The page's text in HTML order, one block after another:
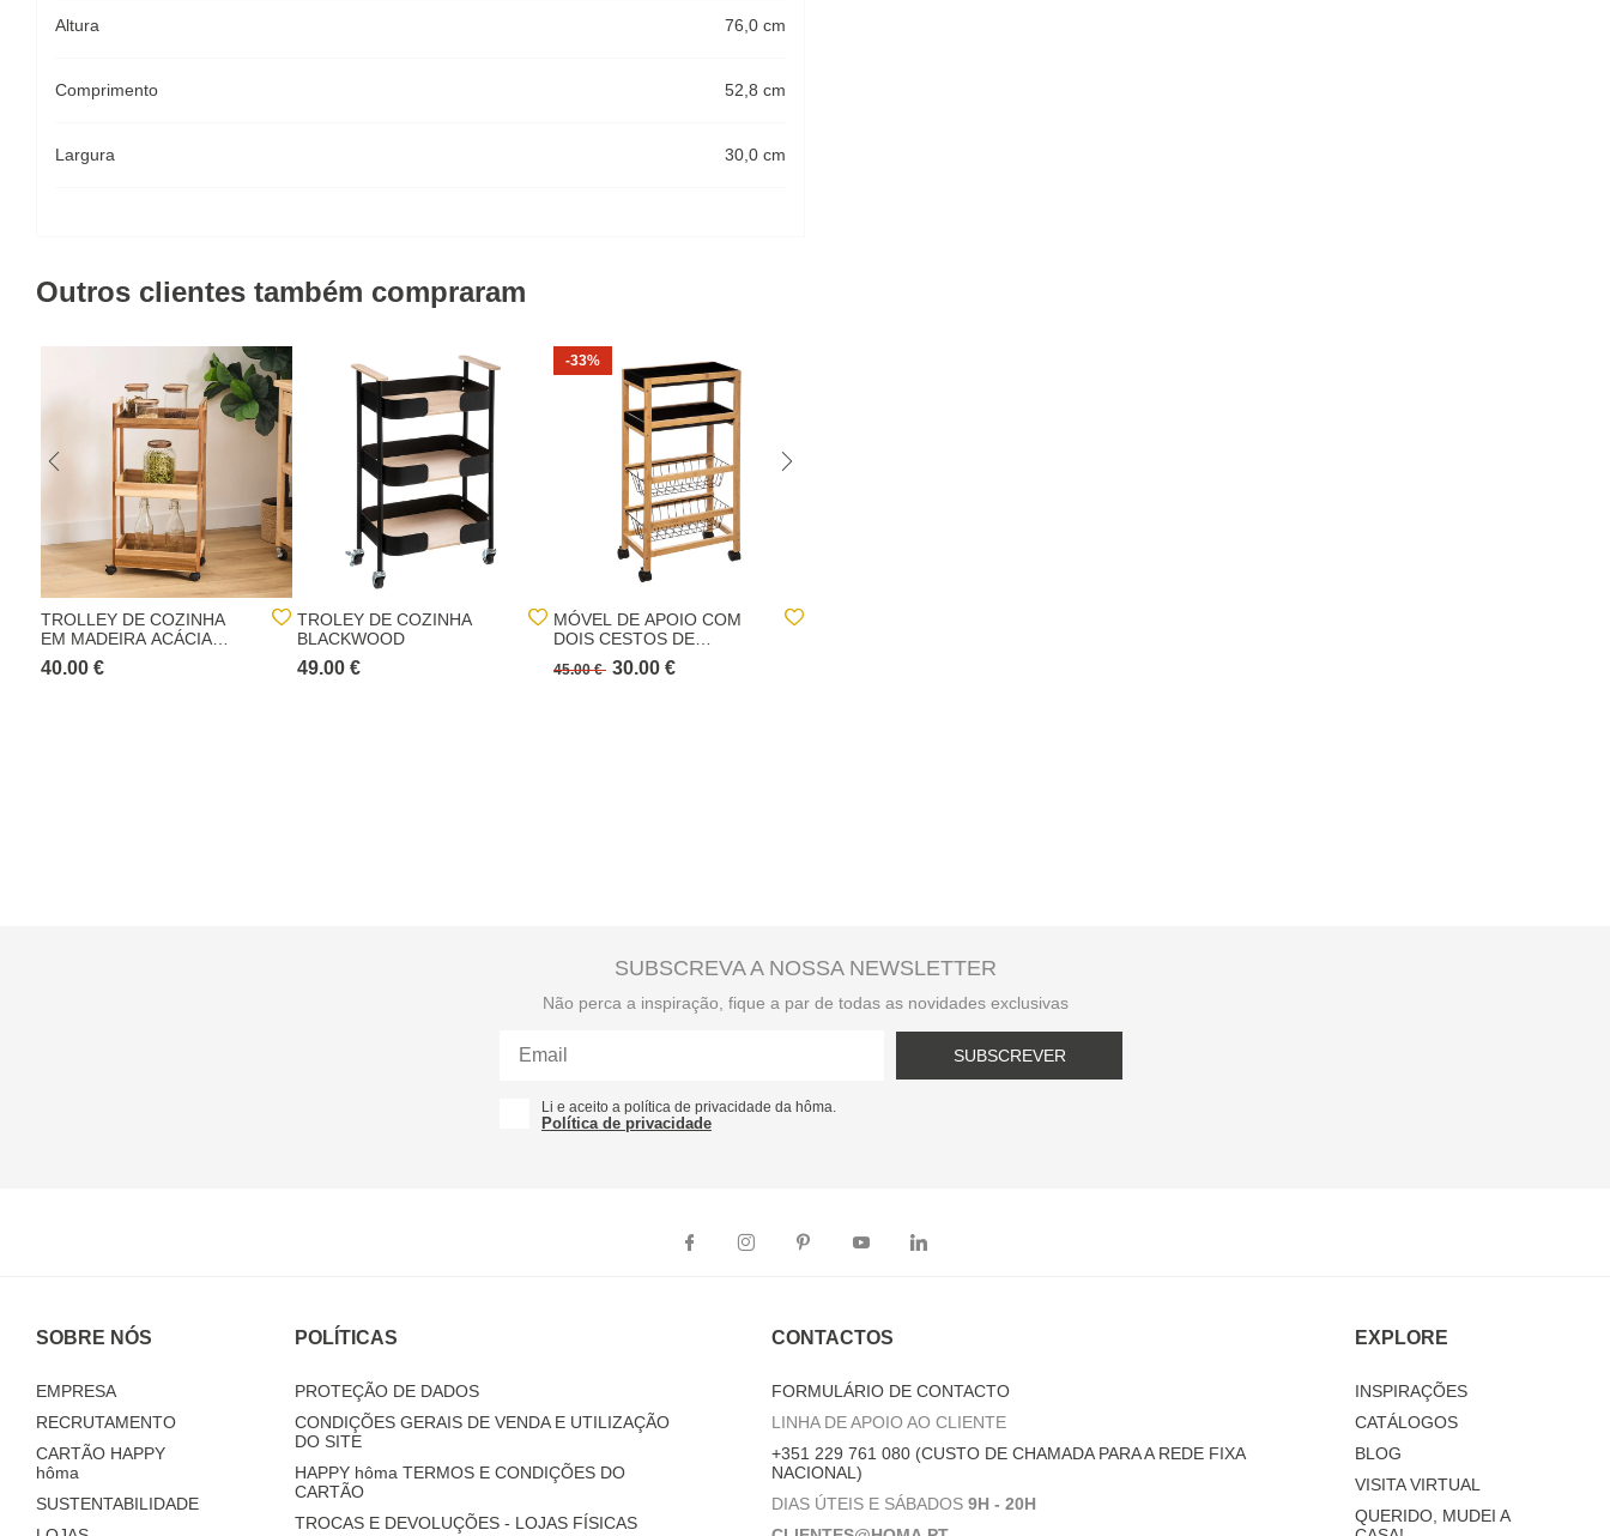
Altura 76,0 cm
Comprimento 52,8 cm
Largura 30,0 cm
Outros clientes também compraram
TROLLEY DE COZINHA
EM MADEIRA ACÁCIA
COM 3 NÍVEIS
40.00 €
TROLEY DE COZINHA
BLACKWOOD
49.00 €
-33%
MÓVEL DE APOIO COM
DOIS CESTOS DE
ARRUMAÇÃO
BLACKBAMBU
45.00 € 30.00 €
SUBSCREVA A NOSSA NEWSLETTER
Não perca a inspiração, fique a par de todas as novidades exclusivas
SUBSCREVER
Li e aceito a política de privacidade da hôma.
Política de privacidade
SOBRE NÓS
EMPRESA
RECRUTAMENTO
CARTÃO HAPPY
hôma
SUSTENTABILIDADE
POLÍTICAS
PROTEÇÃO DE DADOS
CONDIÇÕES GERAIS DE VENDA E UTILIZAÇÃO
DO SITE
HAPPY hôma TERMOS E CONDIÇÕES DO
CARTÃO
TROCAS E DEVOLUÇÕES - LOJAS FÍSICAS
CONTACTOS
FORMULÁRIO DE CONTACTO
LINHA DE APOIO AO CLIENTE
+351 229 761 080 (CUSTO DE CHAMADA PARA A REDE FIXA
NACIONAL)
DIAS ÚTEIS E SÁBADOS 9H - 20H
EXPLORE
INSPIRAÇÕES
CATÁLOGOS
BLOG
VISITA VIRTUAL
QUERIDO, MUDEI A